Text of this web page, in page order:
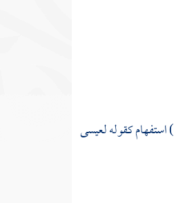
) استفهام كقولهلعيسى